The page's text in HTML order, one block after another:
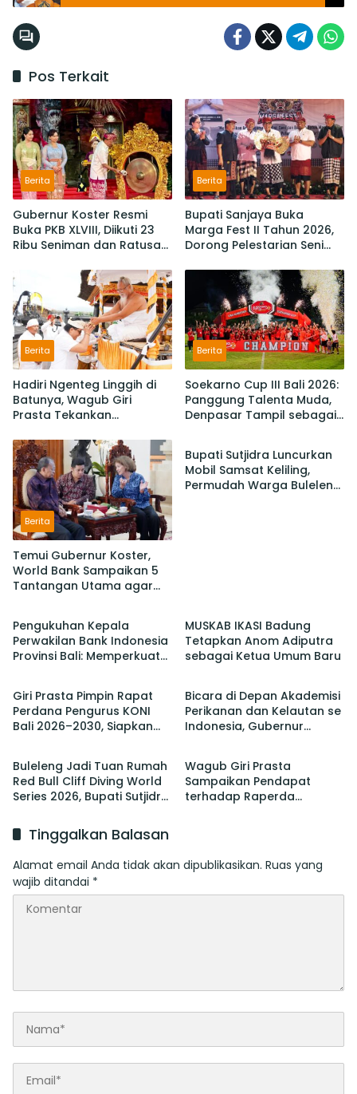
Pos Terkait
Berita
Gubernur Koster Resmi
Buka PKB XLVIII, Diikuti 23
Ribu Seniman dan Ratusan
IKM/UMKM Digratiskan
Berita
Bupati Sanjaya Buka
Marga Fest II Tahun 2026,
Dorong Pelestarian Seni
Potensi Lokal
Berita
Hadiri Ngenteg Linggih di
Batunya, Wagub Giri
Prasta Tekankan
Royong dan Persatuan
Krama
Berita
Soekarno Cup III Bali 2026:
Panggung Talenta Muda,
Denpasar Tampil sebagai
Berita
Temui Gubernur Koster,
World Bank Sampaikan 5
Tantangan Utama agar
Berita
Bupati Sutjidra Luncurkan
Mobil Samsat Keliling,
Permudah Warga Buleleng
Berita
Pengukuhan Kepala
Perwakilan Bank Indonesia
Provinsi Bali: Memperkuat
Pertumbuhan Ekonomi Bali
MUSKAB IKASI Badung
Tetapkan Anom Adiputra
sebagai Ketua Umum Baru
Berita
Giri Prasta Pimpin Rapat
Perdana Pengurus KONI
Bali 2026–2030, Siapkan
Berita
Bicara di Depan Akademisi
Perikanan dan Kelautan se
Indonesia, Gubernur
Berita
Buleleng Jadi Tuan Rumah
Red Bull Cliff Diving World
Series 2026, Bupati Sutjidra:
Wisata Bali Utara
Berita
Wagub Giri Prasta
Sampaikan Pendapat
terhadap Raperda
Tinggalkan Balasan
Alamat email Anda tidak akan dipublikasikan. Ruas yang
wajib ditandai *